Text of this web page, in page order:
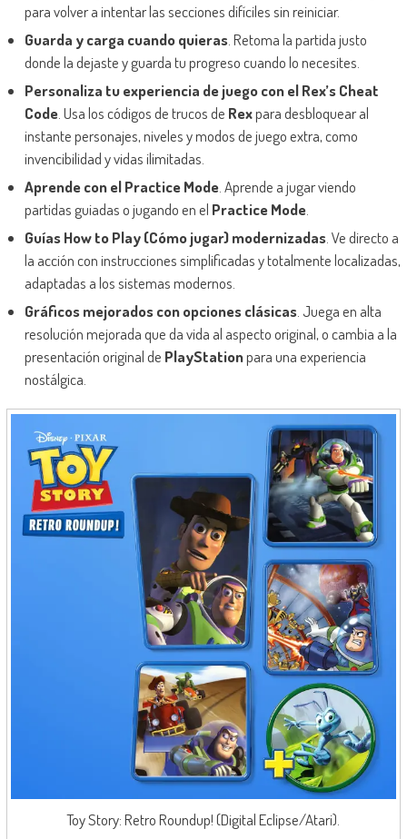
para volver a intentar las secciones difíciles sin reiniciar.
Guarda y carga cuando quieras. Retoma la partida justo
donde la dejaste y guarda tu progreso cuando lo necesites.
Personaliza tu experiencia de juego con el Rex’s Cheat
Code. Usa los códigos de trucos de Rexpara desbloquear al
instante personajes, niveles y modos de juego extra, como
invencibilidad y vidas ilimitadas.
Aprende con el Practice Mode. Aprende a jugar viendo
partidas guiadas o jugando en el Practice Mode.
Guías How to Play (Cómo jugar) modernizadas. Ve directo a
la acción con instrucciones simplificadas y totalmente localizadas,
adaptadas a los sistemas modernos.
Gráficos mejorados con opciones clásicas. Juega en alta
resolución mejorada que da vida al aspecto original, o cambia a la
presentación original de PlayStationpara una experiencia
nostálgica.
Toy Story: Retro Roundup! (Digital Eclipse/Atari).